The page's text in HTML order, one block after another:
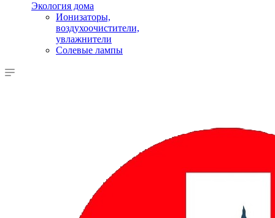
Экология дома
Ионизаторы,
воздухоочистители,
увлажнители
Солевые лампы